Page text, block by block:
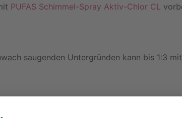
PUFAS Schimmel-Spray Aktiv-Chlor CL
saugenden Untergründen kann bis 1:3 mit
Bei stark saugenden Untergründen